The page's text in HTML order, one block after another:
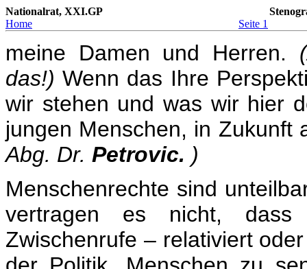
Nationalrat, XXI.GP
Home
Seite 1
meine Damen und Herren.
das!)Wenn das Ihre
wir stehen und was wir hier
jungen Menschen, in Zukunft
Abg. Dr. Petrovic. )
Menschenrechte sind
vertragen es nicht,
Zwischenrufe – relativiert